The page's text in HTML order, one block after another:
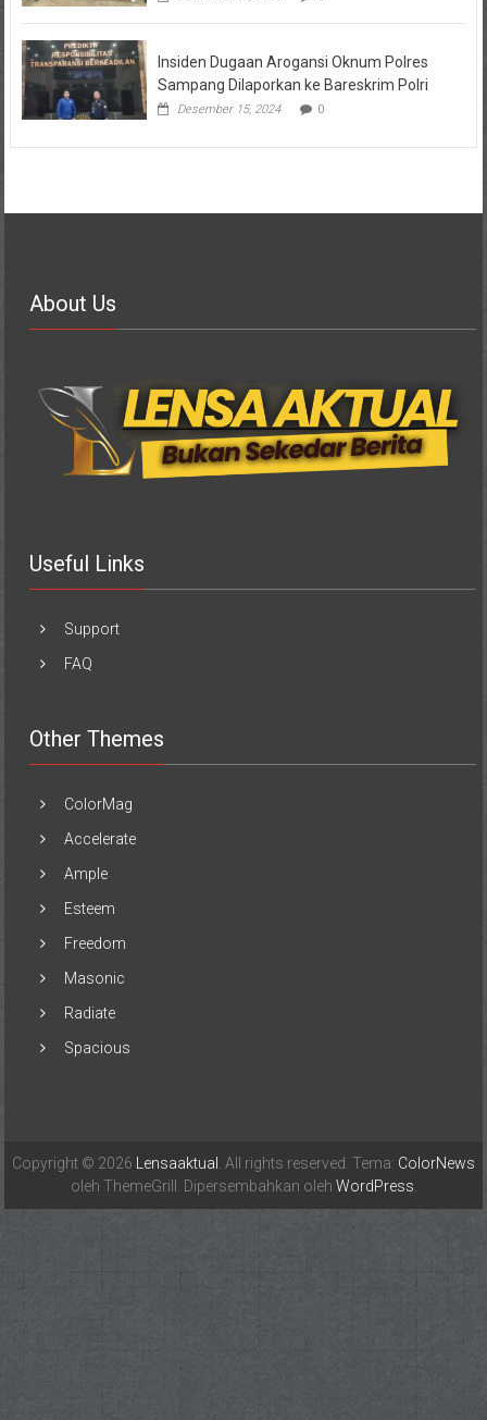
Insiden Dugaan Arogansi Oknum Polres
Sampang Dilaporkan ke Bareskrim Polri
Desember 15, 2024 0
About Us
Useful Links
Support
FAQ
Other Themes
ColorMag
Accelerate
Ample
Esteem
Freedom
Masonic
Radiate
Spacious
Copyright © 2026 Lensaaktual . All rights reserved. Tema: ColorNews
oleh ThemeGrill. Dipersembahkan oleh WordPress.